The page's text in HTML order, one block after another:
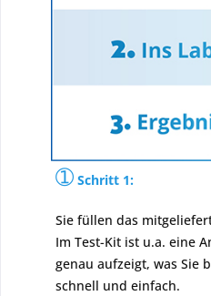
➀ Schritt 1:
Sie füllen das
Im Test-Kit ist u.a. eine
genau aufzeigt, was Sie
schnell und einfach.